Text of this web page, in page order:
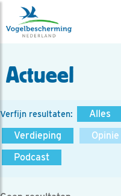
Actueel
Verfijn resultaten: Alles
Verdieping
Opinie
Podcast